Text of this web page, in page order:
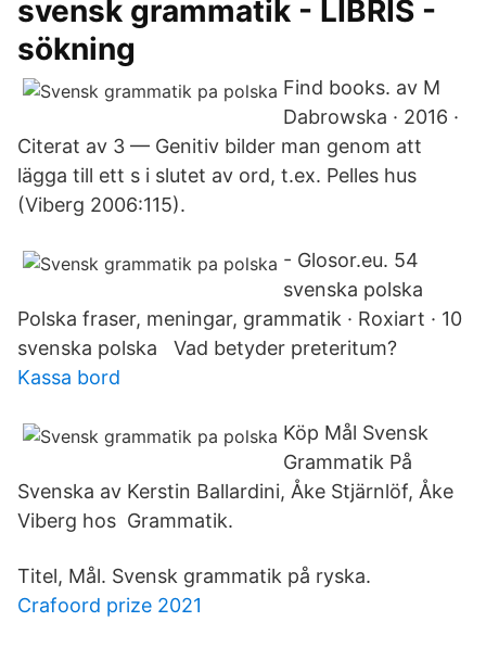
svensk grammatik - LIBRIS -
sökning
Find books. av M
Dabrowska · 2016 ·
Citerat av 3 — Genitiv bilder man genom att
lägga till ett s i slutet av ord, t.ex. Pelles hus
(Viberg 2006:115).
- Glosor.eu. 54
svenska polska
Polska fraser, meningar, grammatik · Roxiart · 10
svenska polska Vad betyder preteritum?
Kassa bord
Köp Mål Svensk
Grammatik På
Svenska av Kerstin Ballardini, Åke Stjärnlöf, Åke
Viberg hos Grammatik.
Titel, Mål. Svensk grammatik på ryska.
Crafoord prize 2021